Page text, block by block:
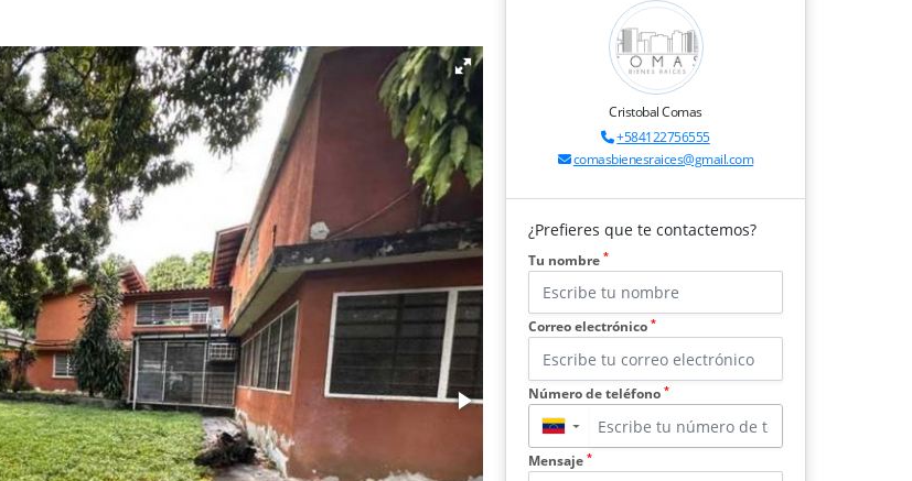
Cristobal Comas
+584122756555
comasbienesraices@gmail.com
¿Prefieres que te contactemos?
Tu nombre *
Correo electrónico *
Número de teléfono *
▼
Mensaje *